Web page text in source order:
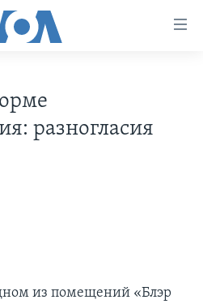
разногласия
из помещений «Блэр